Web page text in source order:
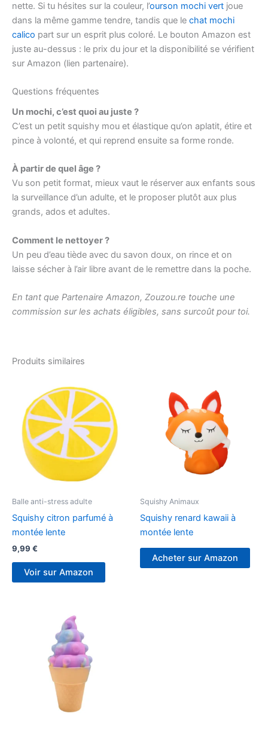
nette. Si tu hésites sur la couleur, l’ourson mochi vert joue
dans la même gamme tendre, tandis que le chat mochi
calico part sur un esprit plus coloré. Le bouton Amazon est
juste au-dessus : le prix du jour et la disponibilité se vérifient
sur Amazon (lien partenaire).
Questions fréquentes
Un mochi, c’est quoi au juste ?
C’est un petit squishy mou et élastique qu’on aplatit, étire et
pince à volonté, et qui reprend ensuite sa forme ronde.
À partir de quel âge ?
Vu son petit format, mieux vaut le réserver aux enfants sous
la surveillance d’un adulte, et le proposer plutôt aux plus
grands, ados et adultes.
Comment le nettoyer ?
Un peu d’eau tiède avec du savon doux, on rince et on
laisse sécher à l’air libre avant de le remettre dans la poche.
En tant que Partenaire Amazon, Zouzou.re touche une
commission sur les achats éligibles, sans surcoût pour toi.
Produits similaires
Balle anti-stress adulte
Squishy citron parfumé à
montée lente
9,99 €
Voir sur Amazon
Squishy Animaux
Squishy renard kawaii à
montée lente
Acheter sur Amazon